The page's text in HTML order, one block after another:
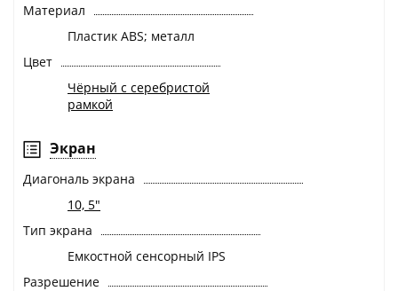
Материал
Пластик ABS; металл
Цвет
Чёрный с серебристой
рамкой
Экран
Диагональ экрана
10, 5"
Тип экрана
Емкостной сенсорный IPS
Разрешение